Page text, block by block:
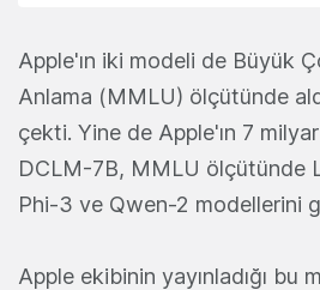
Apple'ın iki modeli de Büyük
Anlama (MMLU) ölçütünde
çekti. Yine de Apple'ın 7
DCLM-7B, MMLU ölçütünde
Phi-3 ve Qwen-2 modellerini
Apple ekibinin yayınladığı bu